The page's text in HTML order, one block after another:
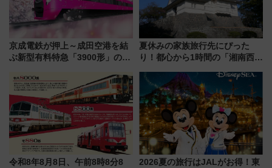
京成電鉄が押上～成田空港を結
ぶ新型有料特急「3900形」のコ
募集も実施
夏休みの家族旅行先にぴった
り！都心から1時間の「湘南西エ
島とは異なる魅力を持つ今夏の
注目スポット
令和8年8月8日、午前8時8分8
2026夏の旅行はJALがお得！東